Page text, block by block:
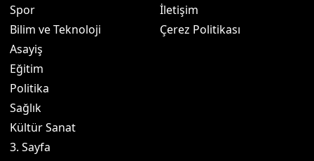
Spor
Bilim ve Teknoloji
Asayiş
Eğitim
Politika
Sağlık
Kültür Sanat
3. Sayfa
İletişim
Çerez Politikası